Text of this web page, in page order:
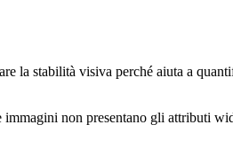
la stabilità visiva perché aiuta a
immagini non presentano gli attributi